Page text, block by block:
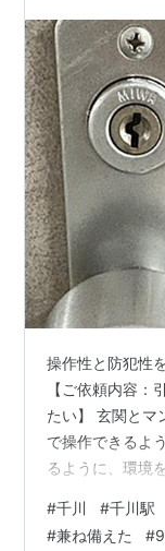
操作性と防犯性
【ご依頼内容：
たい】 玄関とマ
で操作できるよ
るように、環境
のシリンダーを
シリンダーを正
#千川 #千川駅
#兼ね備えた #